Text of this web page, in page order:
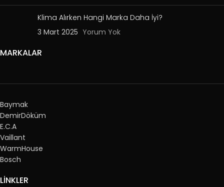
Klima Alırken Hangi Marka Daha İyi?
3 Mart 2025 Yorum Yok
MARKALAR
Baymak
DemirDöküm
E.C.A
Vaillant
WarmHouse
Bosch
LİNKLER